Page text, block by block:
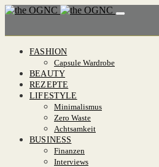
FASHION
Capsule Wardrobe
BEAUTY
REZEPTE
LIFESTYLE
Minimalismus
Zero Waste
Achtsamkeit
BUSINESS
Finanzen
Interviews